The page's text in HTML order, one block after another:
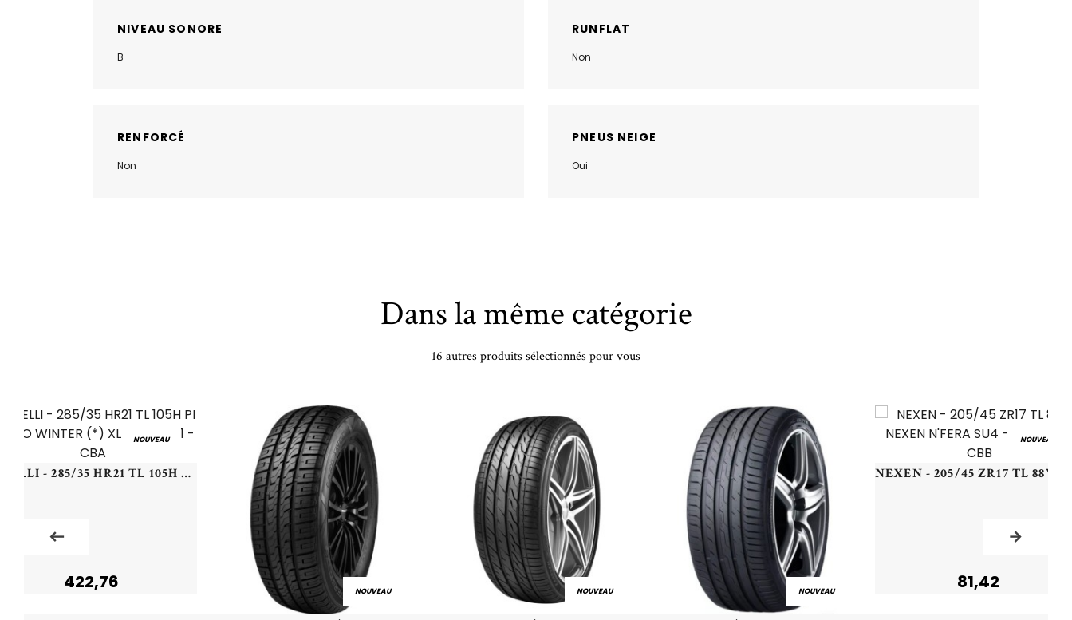
NIVEAU SONORE
B
RUNFLAT
Non
RENFORCÉ
Non
PNEUS NEIGE
Oui
Dans la même catégorie
16 autres produits sélectionnés pour vous
NOUVEAU
PIRELLI - 285/35 HR21 TL 105H PI PZERO WINTER (*) XL - 2853521 - CBA
422,76 NOUVEAU NOUVEAU NOUVEAU
NOUVEAU
81,42